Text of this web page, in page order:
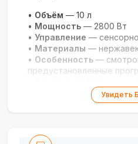
• Объём — 10 л
• Мощность — 2800 Вт
• Управление —
• Материалы —
• Особенность —
предустановленные
Увидеть